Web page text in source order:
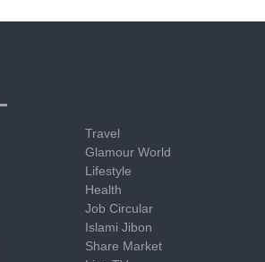
Travel
Glamour World
Lifestyle
Health
Job Circular
Islami Jibon
Share Market